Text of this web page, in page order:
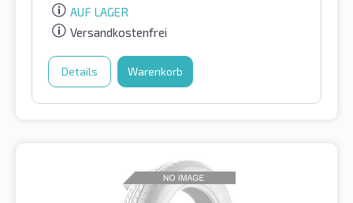
AUF LAGER
Versandkostenfrei
Details Warenkorb